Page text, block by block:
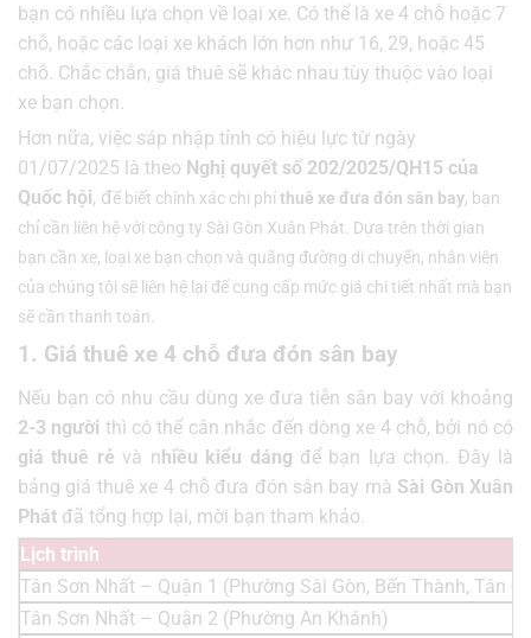
bạn có nhiều lựa chọn về loại xe. Có thể là xe 4 chỗ hoặc 7
chỗ, hoặc các loại xe khách lớn hơn như 16, 29, hoặc 45
chỗ. Chắc chắn, giá thuê sẽ khác nhau tùy thuộc vào loại
xe bạn chọn.
Hơn nữa, việc sáp nhập tỉnh có hiệu lực từ ngày
01/07/2025 là theo Nghị quyết số 202/2025/QH15 của
Quốc hội, để biết chính xác chi phíthuê xe đưa đón sân bay, bạn
chỉ cần liên hệ với công ty Sài Gòn Xuân Phát. Dựa trên thời gian
bạn cần xe, loại xe bạn chọn và quãng đường di chuyển, nhân viên
của chúng tôi sẽ liên hệ lại để cung cấp mức giá chi tiết nhất mà bạn
sẽ cần thanh toán.
1. Giá thuê xe 4 chỗ đưa đón sân bay
Nếu bạn có nhu cầu dùng xe đưa tiễn sân bay với khoảng
2-3 người thì có thể cân nhắc đến dòng xe 4 chỗ, bởi nó có
giá thuê rẻ và n hiều kiểu dáng để bạn lựa chọn. Đây là
bảng giá thuê xe 4 chỗ đưa đón sân bay mà Sài Gòn Xuân
Phát đã tổng hợp lại, mời bạn tham khảo.
Lịch trình
Tân Sơn Nhất – Quận 1 (Phường Sài Gòn, Bến Thành, Tân
Tân Sơn Nhất – Quận 2 (Phường An Khánh)